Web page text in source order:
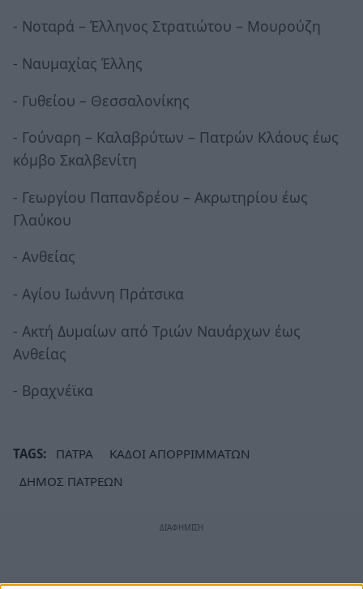
- Νοταρά – Έλληνος Στρατιώτου – Μουρούζη
- Ναυμαχίας Έλλης
- Γυθείου – Θεσσαλονίκης
- Γούναρη – Καλαβρύτων – Πατρών Κλάους έως
κόμβο Σκαλβενίτη
- Γεωργίου Παπανδρέου – Ακρωτηρίου έως
Γλαύκου
- Ανθείας
- Αγίου Ιωάννη Πράτσικα
- Ακτή Δυμαίων από Τριών Ναυάρχων έως
Ανθείας
- Βραχνέϊκα
TAGS: ΠΑΤΡΑ
ΚΑΔΟΙ ΑΠΟΡΡΙΜΜΑΤΩΝ
ΔΗΜΟΣ ΠΑΤΡΕΩΝ